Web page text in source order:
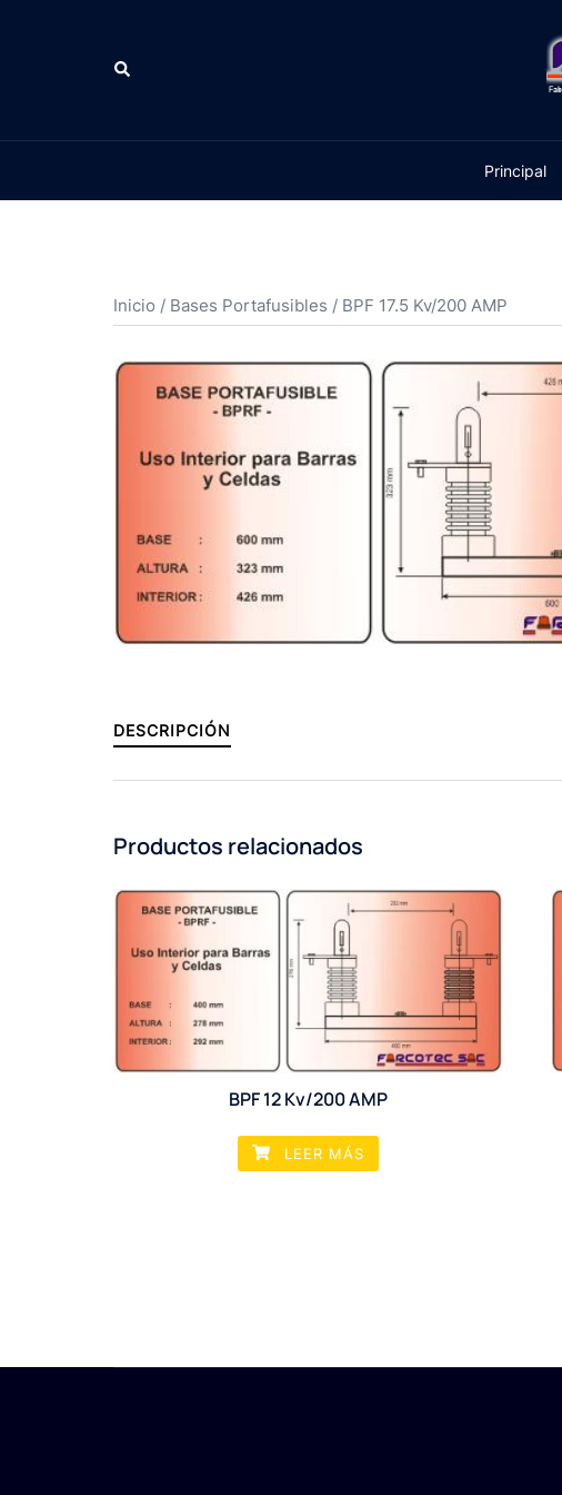
Principal
Inicio / Bases Portafusibles / BPF 17.5 Kv/200 AMP
DESCRIPCIÓN
Productos relacionados
BPF 12 Kv/200 AMP
LEER MÁS